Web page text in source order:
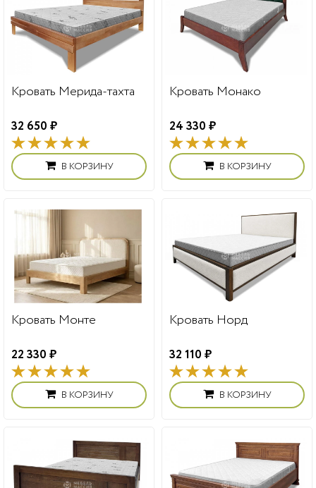
Кровать Мерида-тахта
32 650 ₽
В КОРЗИНУ
Кровать Монако
24 330 ₽
В КОРЗИНУ
Кровать Монте
22 330 ₽
В КОРЗИНУ
Кровать Норд
32 110 ₽
В КОРЗИНУ